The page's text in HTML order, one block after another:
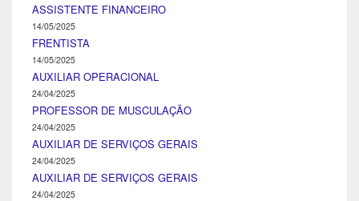
ASSISTENTE FINANCEIRO
14/05/2025
FRENTISTA
14/05/2025
AUXILIAR OPERACIONAL
24/04/2025
PROFESSOR DE MUSCULAÇÃO
24/04/2025
AUXILIAR DE SERVIÇOS GERAIS
24/04/2025
AUXILIAR DE SERVIÇOS GERAIS
24/04/2025